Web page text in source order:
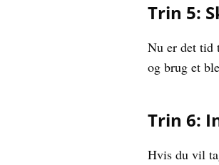
Trin 5:
Nu er det tid
og brug et
Trin 6:
Hvis du vil